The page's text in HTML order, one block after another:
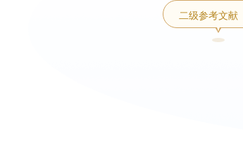
二级参考文献